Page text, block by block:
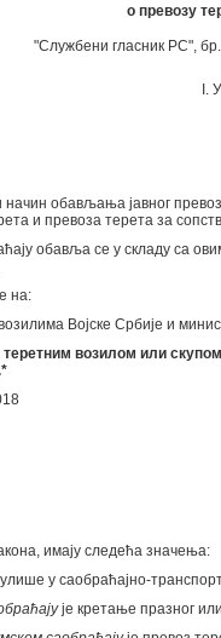
о превозу
"Службени гласник РС",
I.
начин обављања јавног
и превоза терета за
обавља се у складу са
на:
Војске Србије и
возилом или
имају следећа значења:
у саобраћајно-
је кретање празног